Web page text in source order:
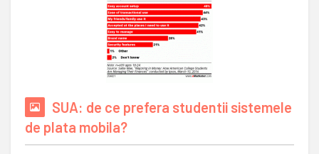
SUA: de ce prefera studentii sistemele
de plata mobila?